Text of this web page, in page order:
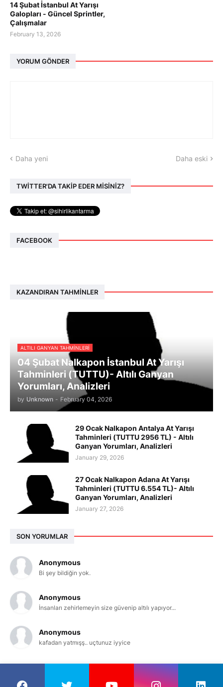
14 Şubat İstanbul At Yarışı
Galopları - Güncel Sprintler,
Çalışmalar
February 13, 2026
YORUM GÖNDER
Daha yeni Daha eski
TWİTTER'DA TAKİP EDER MİSİNİZ?
FACEBOOK
KAZANDIRAN TAHMINLER
ALTILI GANYAN TAHMINLERI
04 Şubat Nalkapon İstanbul At Yarışı
Tahminleri (TUTTU)- Altılı Ganyan
Yorumları, Analizleri
by Unknown - February 04, 2026
29 Ocak Nalkapon Antalya At Yarışı
Tahminleri (TUTTU 2956 TL) - Altılı
Ganyan Yorumları, Analizleri
January 29, 2026
27 Ocak Nalkapon Adana At Yarışı
Tahminleri (TUTTU 6.554 TL)- Altılı
Ganyan Yorumları, Analizleri
January 27, 2026
SON YORUMLAR
Anonymous
Bi şey bildiğin yok.
Anonymous
İnsanları zehirlemeyin size güvenip altılı yapıyor...
Anonymous
kafadan yatmışş.. uçtunuz iyyice